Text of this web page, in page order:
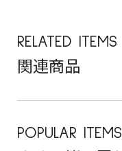
RELATED ITEMS
関連商品
POPULAR ITEMS